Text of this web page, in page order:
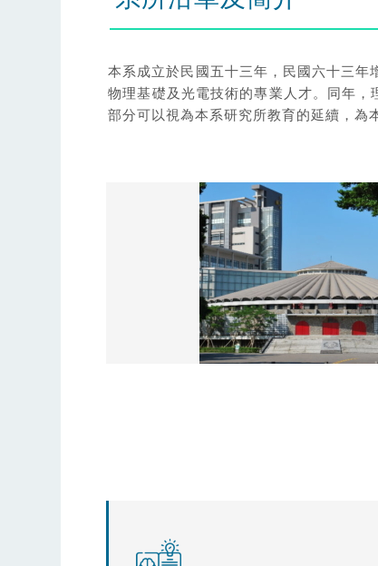
本系成立於民國五十三年，民國六十三
物理基礎及光電技術的專業人才。同年
部分可以視為本系研究所教育的延續，為